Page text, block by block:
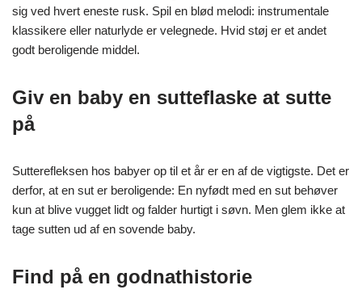
sig ved hvert eneste rusk. Spil en blød melodi: instrumentale
klassikere eller naturlyde er velegnede. Hvid støj er et andet
godt beroligende middel.
Giv en baby en sutteflaske at sutte
på
Sutterefleksen hos babyer op til et år er en af de vigtigste. Det er
derfor, at en sut er beroligende: En nyfødt med en sut behøver
kun at blive vugget lidt og falder hurtigt i søvn. Men glem ikke at
tage sutten ud af en sovende baby.
Find på en godnathistorie